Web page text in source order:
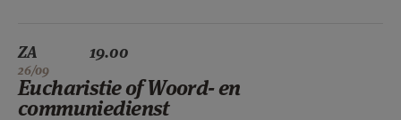
ZA
26/09
19.00
Eucharistie of Woord- en
communiedienst